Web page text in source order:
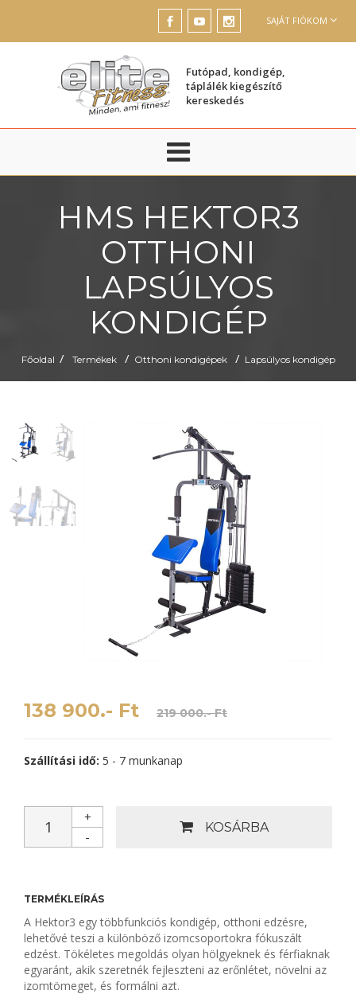
SAJÁT FIÓKOM
Futópad, kondigép,
táplálék kiegészítő
kereskedés
HMS HEKTOR3
OTTHONI
LAPSÚLYOS
KONDIGÉP
Főoldal / Termékek / Otthoni kondigépek / Lapsúlyos kondigép
138 900.- Ft 219 000.- Ft
Szállítási idő: 5 - 7 munkanap
+
-
KOSÁRBA
TERMÉKLEÍRÁS
A Hektor3 egy többfunkciós kondigép, otthoni edzésre,
lehetővé teszi a különböző izomcsoportokra fókuszált
edzést. Tökéletes megoldás olyan hölgyeknek és férfiaknak
egyaránt, akik szeretnék fejleszteni az erőnlétet, növelni az
izomtömeget, és formálni azt.